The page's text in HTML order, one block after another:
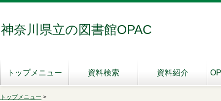
神奈川県立の図書館OPAC
トップメニュー 資料検索 資料紹介
トップメニュー >